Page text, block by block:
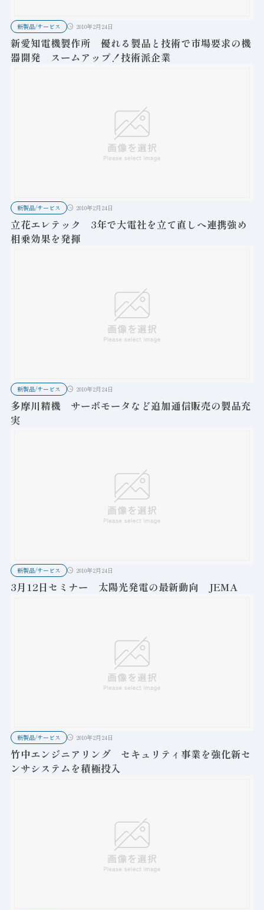
新製品/サービス 2010年2月24日
新愛知電機製作所 優れる製品と技術で市場要求の機
器開発 スームアップ！技術派企業
新製品/サービス 2010年2月24日
立花エレテック 3年で大電社を立て直しへ連携強め
相乗効果を発揮
新製品/サービス 2010年2月24日
多摩川精機 サーボモータなど追加通信販売の製品充
実
新製品/サービス 2010年2月24日
3月12日セミナー 太陽光発電の最新動向 JEMA
新製品/サービス 2010年2月24日
竹中エンジニアリング セキュリティ事業を強化新セ
ンサシステムを積極投入